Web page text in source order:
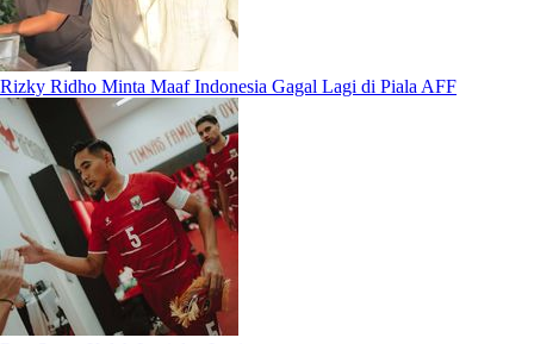
Rizky Ridho Minta Maaf Indonesia Gagal Lagi di Piala AFF